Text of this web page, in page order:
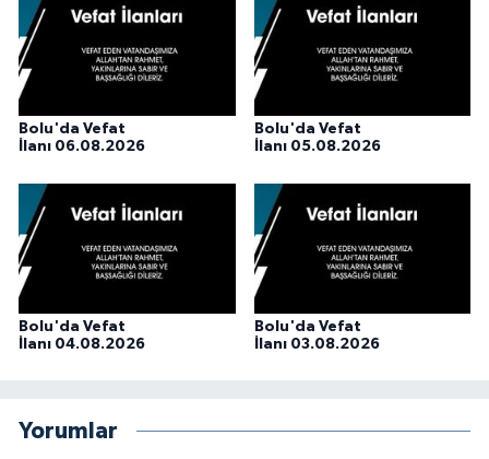
Bolu'da Vefat
İlanı 06.08.2026
Bolu'da Vefat
İlanı 05.08.2026
Bolu'da Vefat
İlanı 04.08.2026
Bolu'da Vefat
İlanı 03.08.2026
Yorumlar